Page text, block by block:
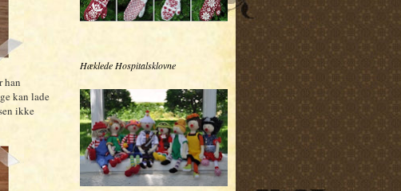
han
kan lade
ikke
Hæklede Hospitalsklovne